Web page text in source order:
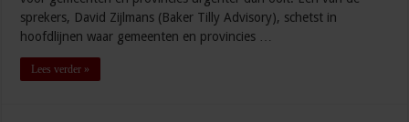
sprekers, David Zijlmans (Baker Tilly Advisory), schetst in
hoofdlijnen waar gemeenten en provincies …
Lees verder »